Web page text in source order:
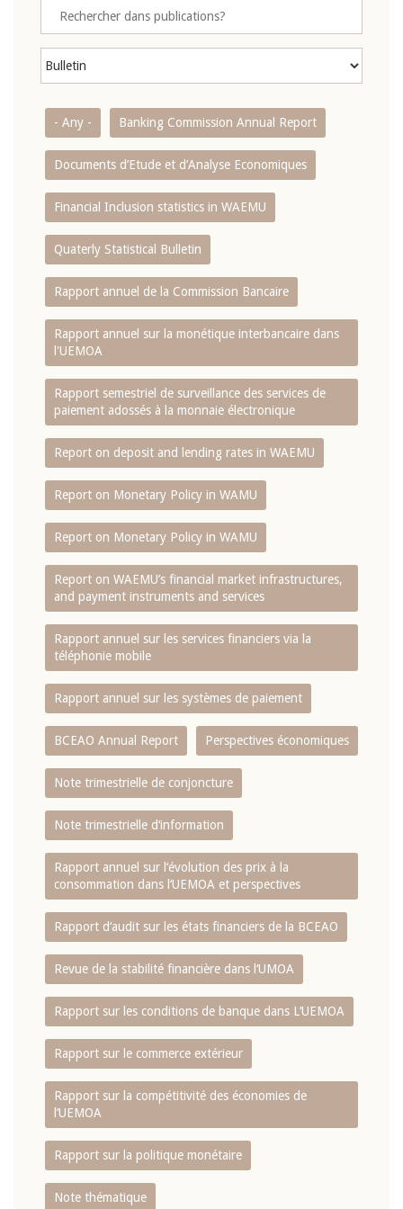
- Any - Banking Commission Annual Report
Documents d’Etude et d’Analyse Economiques
Financial Inclusion statistics in WAEMU
Quaterly Statistical Bulletin
Rapport annuel de la Commission Bancaire
Rapport annuel sur la monétique interbancaire dans
l'UEMOA
Rapport semestriel de surveillance des services de
paiement adossés à la monnaie électronique
Report on deposit and lending rates in WAEMU
Report on Monetary Policy in WAMU
Report on Monetary Policy in WAMU
Report on WAEMU’s financial market infrastructures,
and payment instruments and services
Rapport annuel sur les services financiers via la
téléphonie mobile
Rapport annuel sur les systèmes de paiement
BCEAO Annual Report Perspectives économiques
Note trimestrielle de conjoncture
Note trimestrielle d‘information
Rapport annuel sur l‘évolution des prix à la
consommation dans l‘UEMOA et perspectives
Rapport d‘audit sur les états financiers de la BCEAO
Revue de la stabilité financière dans l‘UMOA
Rapport sur les conditions de banque dans L‘UEMOA
Rapport sur le commerce extérieur
Rapport sur la compétitivité des économies de
l‘UEMOA
Rapport sur la politique monétaire
Note thématique